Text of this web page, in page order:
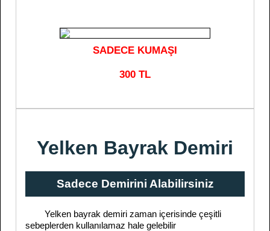
SADECE KUMAŞI
300 TL
Yelken Bayrak Demiri
Sadece Demirini Alabilirsiniz
Yelken bayrak demiri zaman içerisinde çeşitli
sebeplerden kullanılamaz hale gelebilir